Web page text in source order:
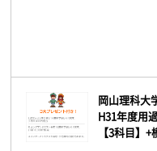
岡山理科大
H31年度用
【3科目】+